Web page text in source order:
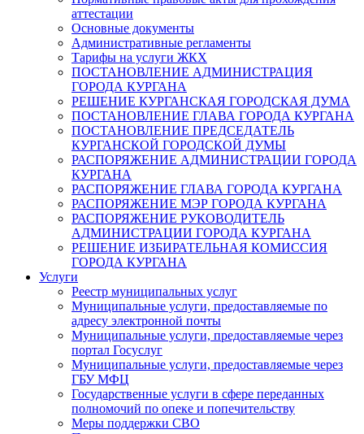
аттестации
Основные документы
Административные регламенты
Тарифы на услуги ЖКХ
ПОСТАНОВЛЕНИЕ АДМИНИСТРАЦИЯ
ГОРОДА КУРГАНА
РЕШЕНИЕ КУРГАНСКАЯ ГОРОДСКАЯ ДУМА
ПОСТАНОВЛЕНИЕ ГЛАВА ГОРОДА КУРГАНА
ПОСТАНОВЛЕНИЕ ПРЕДСЕДАТЕЛЬ
КУРГАНСКОЙ ГОРОДСКОЙ ДУМЫ
РАСПОРЯЖЕНИЕ АДМИНИСТРАЦИИ ГОРОДА
КУРГАНА
РАСПОРЯЖЕНИЕ ГЛАВА ГОРОДА КУРГАНА
РАСПОРЯЖЕНИЕ МЭР ГОРОДА КУРГАНА
РАСПОРЯЖЕНИЕ РУКОВОДИТЕЛЬ
АДМИНИСТРАЦИИ ГОРОДА КУРГАНА
РЕШЕНИЕ ИЗБИРАТЕЛЬНАЯ КОМИССИЯ
ГОРОДА КУРГАНА
Услуги
Реестр муниципальных услуг
Муниципальные услуги, предоставляемые по
адресу электронной почты
Муниципальные услуги, предоставляемые через
портал Госуслуг
Муниципальные услуги, предоставляемые через
ГБУ МФЦ
Государственные услуги в сфере переданных
полномочий по опеке и попечительству
Меры поддержки СВО